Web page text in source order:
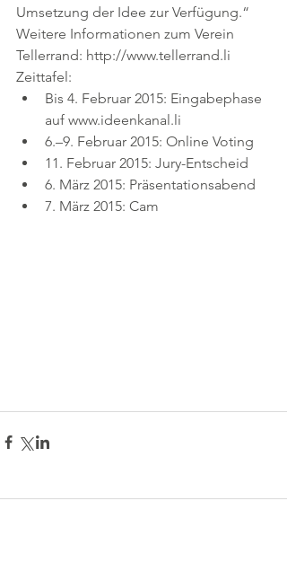
Umsetzung der Idee zur Verfügung.“
Weitere Informationen zum Verein
Tellerrand: http://www.tellerrand.li
Zeittafel:
Bis 4. Februar 2015: Eingabephase
auf www.ideenkanal.li
6.–9. Februar 2015: Online Voting
11. Februar 2015: Jury-Entscheid
6. März 2015: Präsentationsabend
7. März 2015: Cam